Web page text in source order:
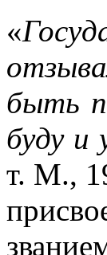
«
быть
буду и
т. М.,